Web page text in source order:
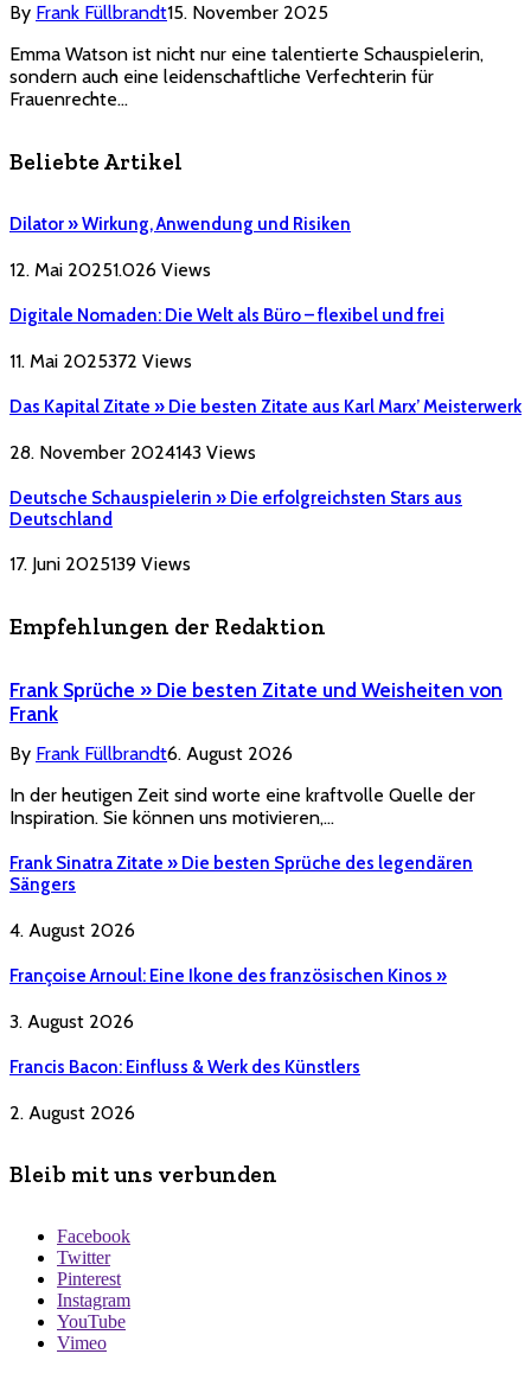
By Frank Füllbrandt15. November 2025
Emma Watson ist nicht nur eine talentierte Schauspielerin,
sondern auch eine leidenschaftliche Verfechterin für
Frauenrechte…
Beliebte Artikel
Dilator » Wirkung, Anwendung und Risiken
12. Mai 20251.026 Views
Digitale Nomaden: Die Welt als Büro – flexibel und frei
11. Mai 2025372 Views
Das Kapital Zitate » Die besten Zitate aus Karl Marx’ Meisterwerk
28. November 2024143 Views
Deutsche Schauspielerin » Die erfolgreichsten Stars aus
Deutschland
17. Juni 2025139 Views
Empfehlungen der Redaktion
Frank Sprüche » Die besten Zitate und Weisheiten von
Frank
By Frank Füllbrandt6. August 2026
In der heutigen Zeit sind worte eine kraftvolle Quelle der
Inspiration. Sie können uns motivieren,…
Frank Sinatra Zitate » Die besten Sprüche des legendären
Sängers
4. August 2026
Françoise Arnoul: Eine Ikone des französischen Kinos »
3. August 2026
Francis Bacon: Einfluss & Werk des Künstlers
2. August 2026
Bleib mit uns verbunden
Facebook
Twitter
Pinterest
Instagram
YouTube
Vimeo